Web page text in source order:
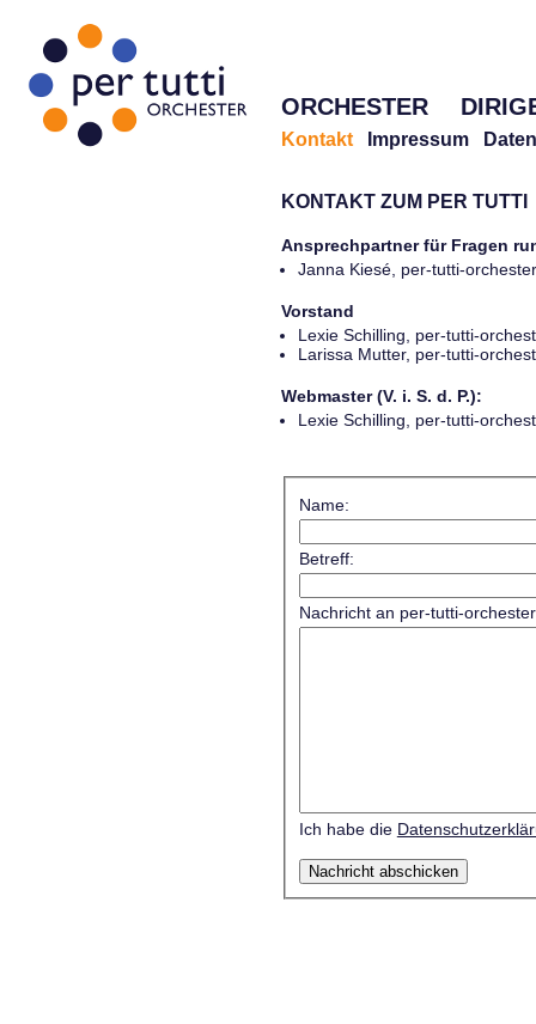
ORCHESTER
Kontakt Impressum
KONTAKT ZUM PER TUTTI
Ansprechpartner für Fragen
Janna Kiesé, per-tutti-
Vorstand
Lexie Schilling, per-tutti-
Larissa Mutter, per-tutti-
Webmaster (V. i. S. d. P.):
Lexie Schilling, per-tutti-
Name:
Betreff:
Nachricht an per-tutti-
Ich habe die